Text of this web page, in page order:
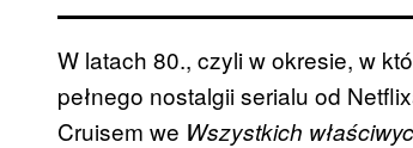
W latach 80., czyli w okresie, w
pełnego nostalgii serialu od
Cruisem we Wszystkich